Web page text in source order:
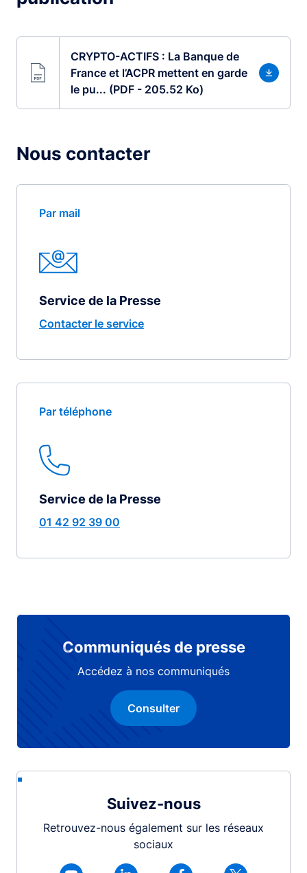
CRYPTO-ACTIFS : La Banque de
France et l’ACPR mettent en garde
le pu... (PDF - 205.52 Ko)
Nous contacter
Par mail
Service de la Presse
Contacter le service
Par téléphone
Service de la Presse
01 42 92 39 00
Communiqués de presse
Accédez à nos communiqués
Consulter
Suivez-nous
Retrouvez-nous également sur les réseaux
sociaux